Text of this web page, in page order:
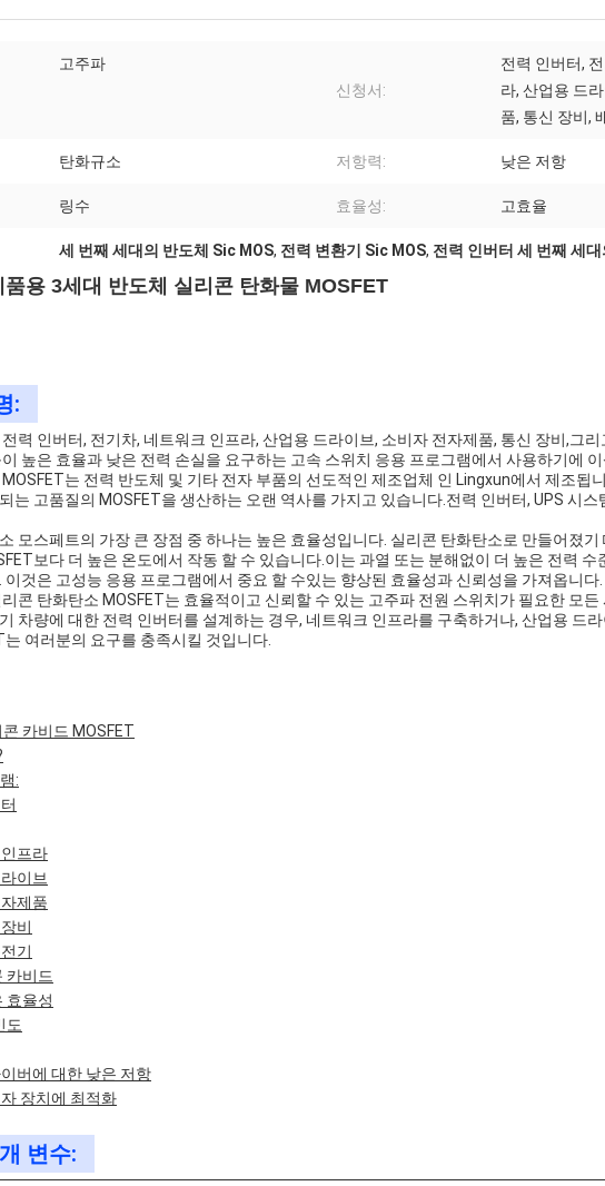
고주파
신청서:
전력 인버터,
라, 산업용 드
품, 통신 장비,
탄화규소 저항력: 낮은 저항
링수 효율성: 고효율
세 번째 세대의 반도체 Sic MOS, 전력 변환기 Sic MOS, 전력 인버터 세 번째 세대
용 3세대 반도체 실리콘 탄화물 MOSFET
:
력 인버터, 전기차, 네트워크 인프라, 산업용 드라이브, 소비자 전자제품, 통신 장비,그
높은 효율과 낮은 전력 손실을 요구하는 고속 스위치 응용 프로그램에서 사용하기에
는 전력 반도체 및 기타 전자 부품의 선도적인 제조업체 인 Lingxun에서 제조됩
는 고품질의 MOSFET을 생산하는 오랜 역사를 가지고 있습니다.전력 인버터, UPS 시스
모스페트의 가장 큰 장점 중 하나는 높은 효율성입니다. 실리콘 탄화탄소로 만들어졌기
보다 더 높은 온도에서 작동 할 수 있습니다.이는 과열 또는 분해없이 더 높은 전력 수
이것은 고성능 응용 프로그램에서 중요 할 수있는 향상된 효율성과 신뢰성을 가져옵니다.
콘 탄화탄소 MOSFET는 효율적이고 신뢰할 수 있는 고주파 전원 스위치가 필요한 모
차량에 대한 전력 인버터를 설계하는 경우, 네트워크 인프라를 구축하거나, 산업용 드
는 여러분의 요구를 충족시킬 것입니다.
카비드 MOSFET
:
프라
이브
제품
비
기
카비드
효율성
도
버에 대한 낮은 저항
장치에 최적화
변수: